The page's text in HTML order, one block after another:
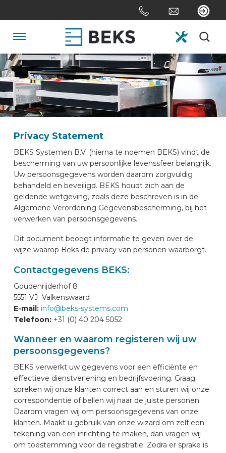
Spring
de
inhoud
Spring
naar
navigatie
HOME
OVER ONS
SYSTEMEN
MAATWERK
SECTOREN
AUTOMERKEN
CONTACT
VOERTUIG INRICHTEN
NL
Privacy Statement
BEKS Systemen B.V. (hierna te noemen BEKS) vindt de
bescherming van uw persoonlijke levenssfeer belangrijk.
Uw persoonsgegevens worden daarom zorgvuldig
behandeld en beveiligd. BEKS houdt zich aan de
geldende wetgeving, zoals deze beschreven is in de
Algemene Verordening Gegevensbescherming, bij het
verwerken van persoonsgegevens.
Dit document beoogt informatie te geven over de
wijze waarop Beks de privacy van personen waarborgt.
Contactgegevens BEKS:
Goudenrijderhof 8
5551 VJ Valkenswaard
E-mail: info@beks-systems.com
Telefoon:+31 (0) 40 204 5052
Wanneer en waarom registeren wij uw
persoonsgegevens?
BEKS verwerkt uw gegevens voor een efficiënte en
effectieve dienstverlening en bedrijfsvoering. Graag
spreken wij onze klanten correct aan en sturen wij onze
correspondentie of bellen wij naar de juiste personen.
Daarom vragen wij om persoonsgegevens van onze
klanten. Maakt u gebruik van onze wizard om zelf een
tekening van een inrichting te maken, dan vragen wij
om toestemming voor de registratie. Zodra er sprake is